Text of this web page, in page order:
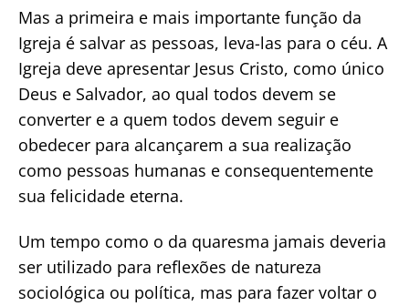
Mas a primeira e mais importante função da
Igreja é salvar as pessoas, leva-las para o céu. A
Igreja deve apresentar Jesus Cristo, como único
Deus e Salvador, ao qual todos devem se
converter e a quem todos devem seguir e
obedecer para alcançarem a sua realização
como pessoas humanas e consequentemente
sua felicidade eterna.
Um tempo como o da quaresma jamais deveria
ser utilizado para reflexões de natureza
sociológica ou política, mas para fazer voltar o